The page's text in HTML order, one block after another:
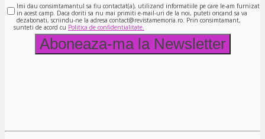
Imi dau consimtamantul sa fiu contactat(a), utilizand informatiile pe care le-am furnizat
in acest camp. Daca doriti sa nu mai primiti e-mail-uri de la noi, puteti oricand sa va
dezabonati, scriindu-ne la adresa contact@revistamemoria.ro. Prin consimtamant,
sunteti de acord cu Politica de confidentialitate.